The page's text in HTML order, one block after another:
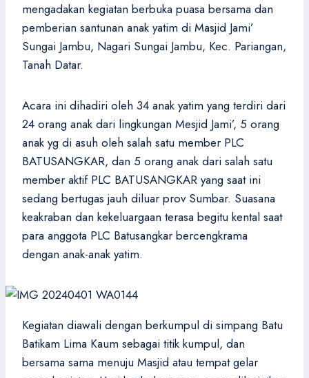
mengadakan kegiatan berbuka puasa bersama dan
pemberian santunan anak yatim di Masjid Jami’
Sungai Jambu, Nagari Sungai Jambu, Kec. Pariangan,
Tanah Datar.
Acara ini dihadiri oleh 34 anak yatim yang terdiri dari
24 orang anak dari lingkungan Mesjid Jami’, 5 orang
anak yg di asuh oleh salah satu member PLC
BATUSANGKAR, dan 5 orang anak dari salah satu
member aktif PLC BATUSANGKAR yang saat ini
sedang bertugas jauh diluar prov Sumbar. Suasana
keakraban dan kekeluargaan terasa begitu kental saat
para anggota PLC Batusangkar bercengkrama
dengan anak-anak yatim.
Kegiatan diawali dengan berkumpul di simpang Batu
Batikam Lima Kaum sebagai titik kumpul, dan
bersama sama menuju Masjid atau tempat gelar